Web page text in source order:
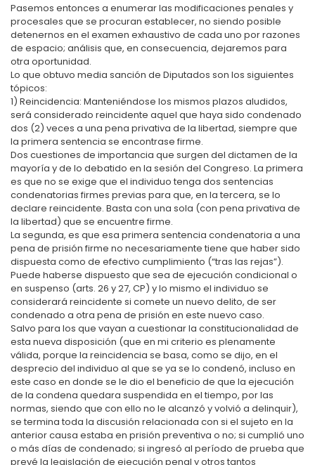
Pasemos entonces a enumerar las modificaciones penales y
procesales que se procuran establecer, no siendo posible
detenernos en el examen exhaustivo de cada uno por razones
de espacio; análisis que, en consecuencia, dejaremos para
otra oportunidad.
Lo que obtuvo media sanción de Diputados son los siguientes
tópicos:
1) Reincidencia: Manteniéndose los mismos plazos aludidos,
será considerado reincidente aquel que haya sido condenado
dos (2) veces a una pena privativa de la libertad, siempre que
la primera sentencia se encontrase firme.
Dos cuestiones de importancia que surgen del dictamen de la
mayoría y de lo debatido en la sesión del Congreso. La primera
es que no se exige que el individuo tenga dos sentencias
condenatorias firmes previas para que, en la tercera, se lo
declare reincidente. Basta con una sola (con pena privativa de
la libertad) que se encuentre firme.
La segunda, es que esa primera sentencia condenatoria a una
pena de prisión firme no necesariamente tiene que haber sido
dispuesta como de efectivo cumplimiento (“tras las rejas”).
Puede haberse dispuesto que sea de ejecución condicional o
en suspenso (arts. 26 y 27, CP) y lo mismo el individuo se
considerará reincidente si comete un nuevo delito, de ser
condenado a otra pena de prisión en este nuevo caso.
Salvo para los que vayan a cuestionar la constitucionalidad de
esta nueva disposición (que en mi criterio es plenamente
válida, porque la reincidencia se basa, como se dijo, en el
desprecio del individuo al que se ya se lo condenó, incluso en
este caso en donde se le dio el beneficio de que la ejecución
de la condena quedara suspendida en el tiempo, por las
normas, siendo que con ello no le alcanzó y volvió a delinquir),
se termina toda la discusión relacionada con si el sujeto en la
anterior causa estaba en prisión preventiva o no; si cumplió uno
o más días de condenado; si ingresó al período de prueba que
prevé la legislación de ejecución penal y otros tantos